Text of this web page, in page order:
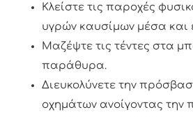
Κλείστε τις παροχές
υγρών καυσίμων μέσα και
Μαζέψτε τις τέντες στα
παράθυρα.
Διευκολύνετε την
οχημάτων ανοίγοντας την